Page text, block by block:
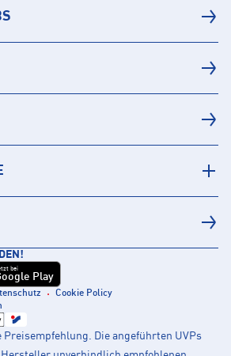
bei
Play
Cookie Policy
Preisempfehlung. Die angeführten UVPs